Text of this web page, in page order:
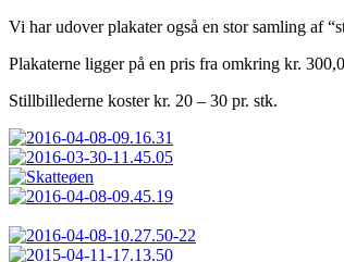
Vi har udover plakater også en stor samling af
Plakaterne ligger på en pris fra omkring kr.
Stillbillederne koster kr. 20 – 30 pr. stk.